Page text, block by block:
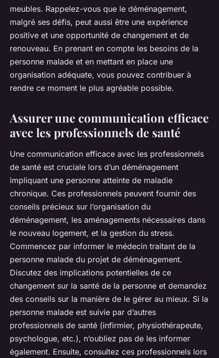
meubles. Rappelez-vous que le déménagement,
malgré ses défis, peut aussi être une expérience
positive et une opportunité de changement et de
renouveau. En prenant en compte les besoins de la
personne malade et en mettant en place une
organisation adéquate, vous pouvez contribuer à
rendre ce moment le plus agréable possible.
Assurer une communication efficace
avec les professionnels de santé
Une communication efficace avec les professionnels
de santé est cruciale lors d’un déménagement
impliquant une personne atteinte de maladie
chronique. Ces professionnels peuvent fournir des
conseils précieux sur l’organisation du
déménagement, les aménagements nécessaires dans
le nouveau logement, et la gestion du stress.
Commencez par informer le médecin traitant de la
personne malade du projet de déménagement.
Discutez des implications potentielles de ce
changement sur la santé de la personne et demandez
des conseils sur la manière de le gérer au mieux. Si la
personne malade est suivie par d’autres
professionnels de santé (infirmier, physiothérapeute,
psychologue, etc.), n’oubliez pas de les informer
également. Ensuite, consultez ces professionnels lors